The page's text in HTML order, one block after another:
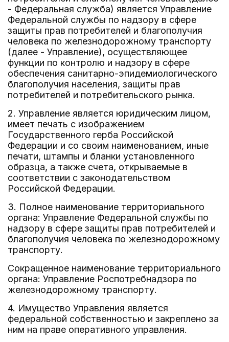
- Федеральная служба) является Управление
Федеральной службы по надзору в сфере
защиты прав потребителей и благополучия
человека по железнодорожному транспорту
(далее - Управление), осуществляющее
функции по контролю и надзору в сфере
обеспечения санитарно-эпидемиологического
благополучия населения, защиты прав
потребителей и потребительского рынка.
2. Управление является юридическим лицом,
имеет печать с изображением
Государственного герба Российской
Федерации и со своим наименованием, иные
печати, штампы и бланки установленного
образца, а также счета, открываемые в
соответствии с законодательством
Российской Федерации.
3. Полное наименование территориального
органа: Управление Федеральной службы по
надзору в сфере защиты прав потребителей и
благополучия человека по железнодорожному
транспорту.
Сокращенное наименование территориального
органа: Управление Роспотребнадзора по
железнодорожному транспорту.
4. Имущество Управления является
федеральной собственностью и закреплено за
ним на праве оперативного управления.